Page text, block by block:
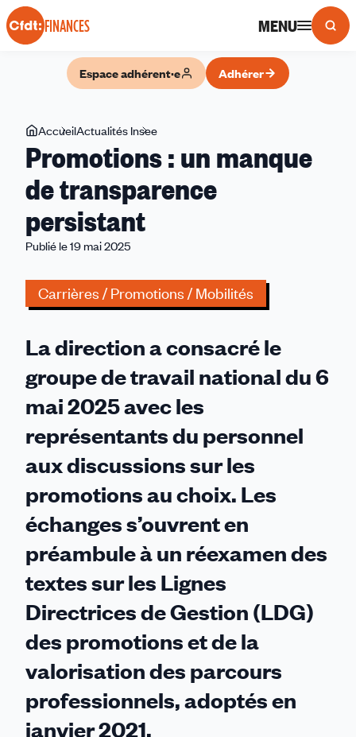
Panneau de gestion des cookies
FINANCES MENU
Espace adhérent·e Adhérer
Vous
êtes
ici
AccueilActualités Insee
:
manque
Promotions : un manque
de transparence
persistant
Publié le 19 mai 2025
Carrières / Promotions / Mobilités
La direction a consacré le
groupe de travail national du 6
mai 2025 avec les
représentants du personnel
aux discussions sur les
promotions au choix. Les
échanges s’ouvrent en
préambule à un réexamen des
textes sur les Lignes
Directrices de Gestion (LDG)
des promotions et de la
valorisation des parcours
professionnels, adoptés en
janvier 2021.